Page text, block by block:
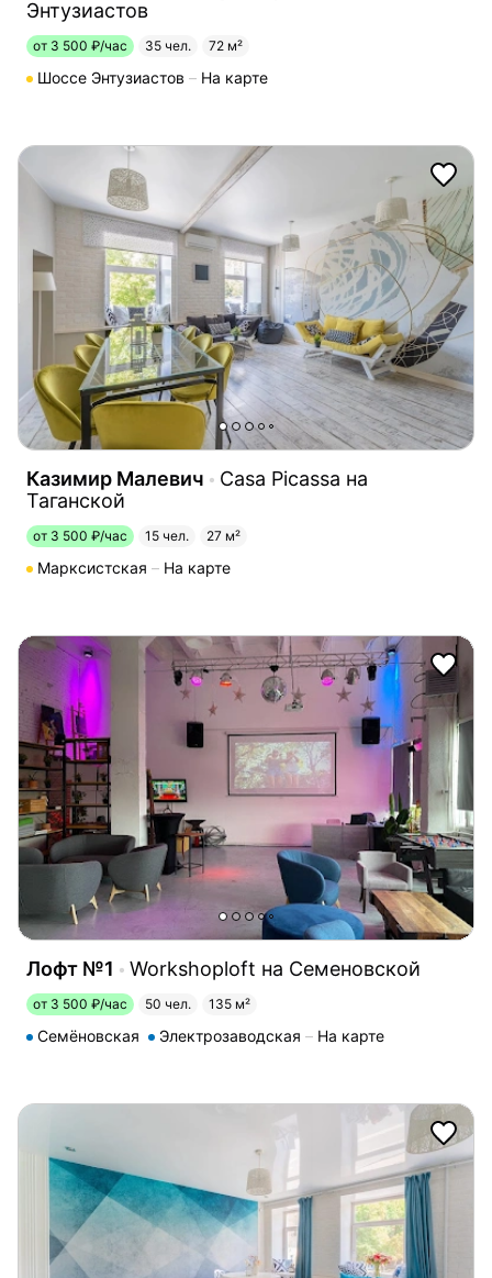
Энтузиастов
от 3 500 ₽/час 35 чел. 72 м²
Шоссе Энтузиастов На карте
Казимир Малевич
Casa Picassa на
Таганской
от 3 500 ₽/час 15 чел. 27 м²
Марксистская На карте
Лофт №1 Workshoploft на Семеновской
от 3 500 ₽/час 50 чел. 135 м²
Семёновская Электрозаводская На карте